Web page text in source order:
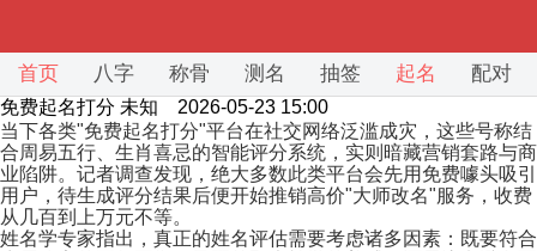
首页 八字 称骨 测名 抽签 起名 配对
免费起名打分 未知 2026-05-23 15:00
当下各类"免费起名打分"平台在社交网络泛滥成灾，这些号称结
合周易五行、生肖喜忌的智能评分系统，实则暗藏营销套路与商
业陷阱。记者调查发现，绝大多数此类平台会先用免费噱头吸引
用户，待生成评分结果后便开始推销高价"大师改名"服务，收费
从几百到上万元不等。
姓名学专家指出，真正的姓名评估需要考虑诸多因素：既要符合